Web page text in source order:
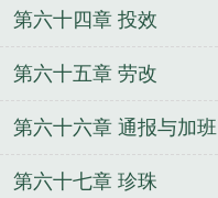
第六十四章 投效
第六十五章 劳改
第六十六章 通报与加班
第六十七章 珍珠